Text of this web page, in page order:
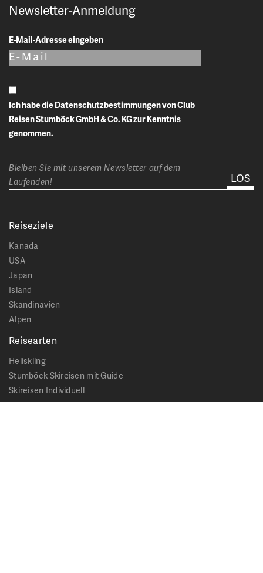
Newsletter-Anmeldung
E-Mail-Adresse eingeben
Ich habe dieDatenschutzbestimmungen
Reisen Stumböck GmbH & Co. KG zur Kenntnis
genommen.
Bleiben Sie mit unserem Newsletter auf dem
Laufenden!
Reiseziele
Kanada
USA
Japan
Island
Skandinavien
Alpen
Reisearten
Heliskiing
Stumböck Skireisen mit Guide
Skireisen Individuell
Catskiing